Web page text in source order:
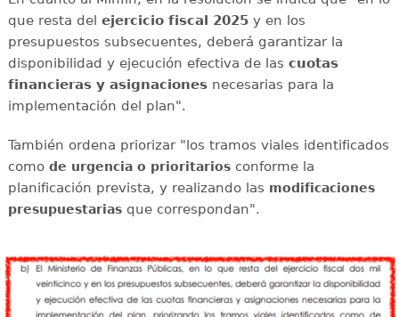
que resta del ejercicio fiscal 2025 y en los
presupuestos subsecuentes, deberá garantizar la
disponibilidad y ejecución efectiva de las cuotas
financieras y asignacionesnecesarias para la
implementación del plan".
También ordena priorizar "los tramos viales identificados
como de urgencia o prioritariosconforme la
planificación prevista, y realizando las modificaciones
presupuestariasque correspondan".